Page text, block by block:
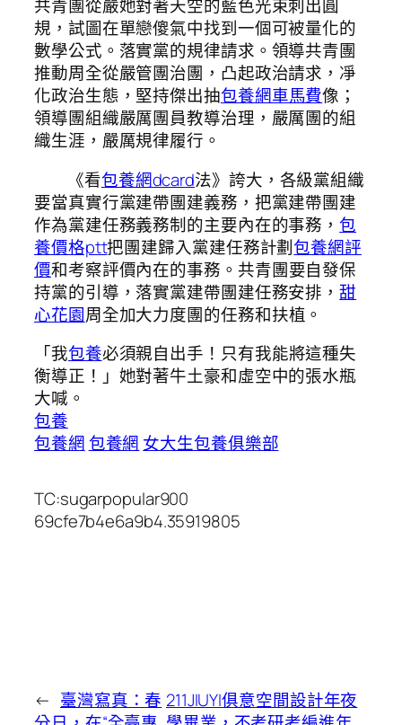
共青團從嚴她對著天空的藍色光束刺出圓
規，試圖在單戀傻氣中找到一個可被量化的
數學公式。落實黨的規律請求。領導共青團
推動周全從嚴管團治團，凸起政治請求，凈
化政治生態，堅持傑出抽包養網車馬費像；
領導團組織嚴厲團員教導治理，嚴厲團的組
織生涯，嚴厲規律履行。
《看包養網dcard法》誇大，各級黨組織
要當真實行黨建帶團建義務，把黨建帶團建
作為黨建任務義務制的主要內在的事務，包
養價格ptt把團建歸入黨建任務計劃包養網評
價和考察評價內在的事務。共青團要自發保
持黨的引導，落實黨建帶團建任務安排，甜
心花園周全加大力度團的任務和扶植。
「我包養必須親自出手！只有我能將這種失
衡導正！」她對著牛土豪和虛空中的張水瓶
大喊。
包養
包養網包養網 女大生包養俱樂部
TC:sugarpopular900
69cfe7b4e6a9b4.35919805
← 臺灣寫真：春 211JIUYI俱意空間設計年夜